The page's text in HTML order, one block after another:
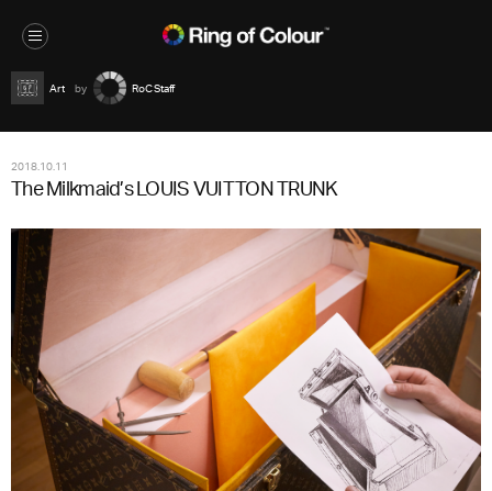
Art RoC Staff
2018.10.11
The Milkmaid’s LOUIS VUITTON TRUNK